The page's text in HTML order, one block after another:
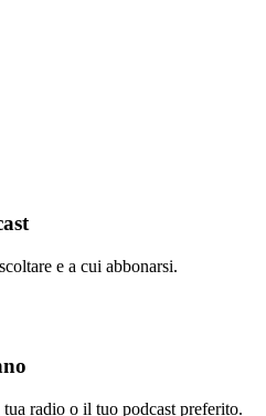
e a cui abbonarsi.
radio o il tuo podcast preferito.